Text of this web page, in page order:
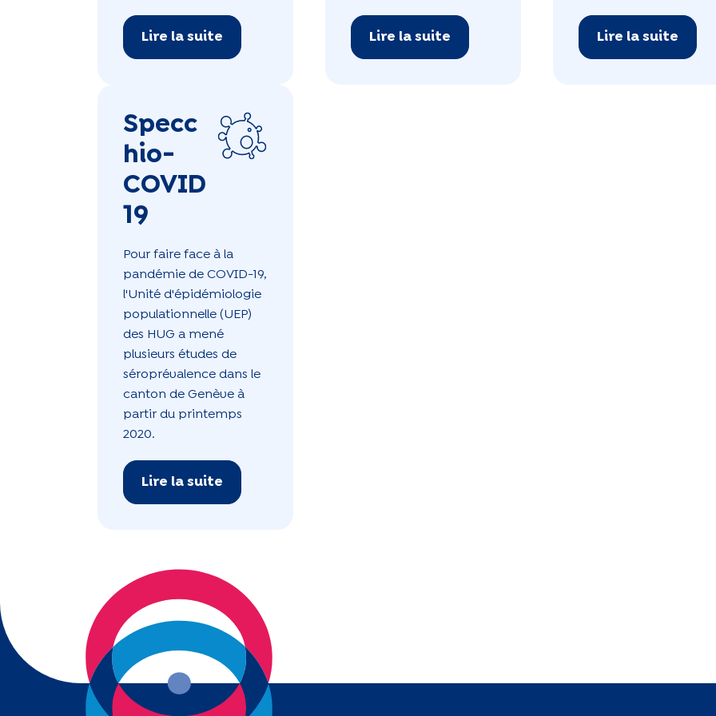
Lire la suite Lire la suite Lire la suite
Specc
hio-
COVID
19
Pour faire face à la
pandémie de COVID-19,
l'Unité d'épidémiologie
populationnelle (UEP)
des HUG a mené
plusieurs études de
séroprévalence dans le
canton de Genève à
partir du printemps
2020.
Lire la suite